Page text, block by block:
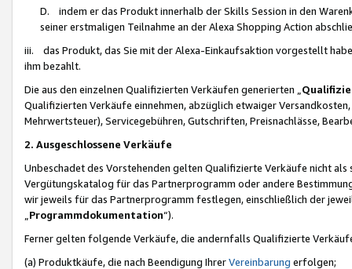
D. indem er das Produkt innerhalb der Skills Session in den
seiner erstmaligen Teilnahme an der Alexa Shopping Action
iii. das Produkt, das Sie mit der Alexa-Einkaufsaktion vorgestellt
ihm bezahlt.
Die aus den einzelnen Qualifizierten Verkäufen generierten „
Qualifizierten Verkäufe einnehmen, abzüglich etwaiger
Mehrwertsteuer), Servicegebühren, Gutschriften, Preisnachlässe,
2. Ausgeschlossene Verkäufe
Unbeschadet des Vorstehenden gelten Qualifizierte Verkäufe nicht
Vergütungskatalog für das Partnerprogramm oder andere
wir jeweils für das Partnerprogramm festlegen, einschließlich der
Programmdokumentation“).
Ferner gelten folgende Verkäufe, die andernfalls Qualifizierte
(a) Produktkäufe, die nach Beendigung IhrerVereinbarung erfolgen;